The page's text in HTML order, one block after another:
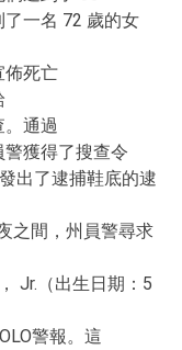
一名 72 歲的女
佈死亡
通過
獲得了搜查令
出了逮捕鞋底的逮
之間，州員警尋求
Jr.（出生日期：5
警報。這